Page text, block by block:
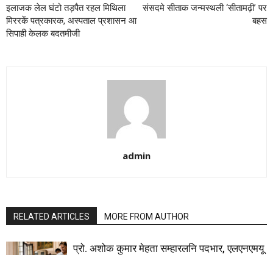
इलाजक लेल घंटो तड़पैत रहल मिथिला
मिररकें पत्रकारक, अस्पताल प्रशासन आ
सिपाही केलक बदतमीजी
संसदमे सीताक जन्मस्थली ‘सीतामढ़ी’ पर
बहस
admin
RELATED ARTICLES MORE FROM AUTHOR
प्रो. अशोक कुमार मेहता सम्हारलनि पदभार, एलएनएमयू